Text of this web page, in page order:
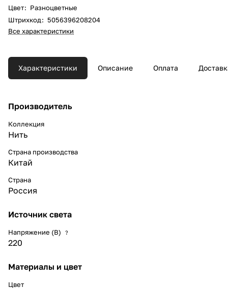
Цвет: Разноцветные
Штрихкод: 5056396208204
Все характеристики
Характеристики Описание Оплата
Производитель
Коллекция
Нить
Страна производства
Китай
Страна
Россия
Источник света
Напряжение (В) ?
220
Материалы и цвет
Цвет